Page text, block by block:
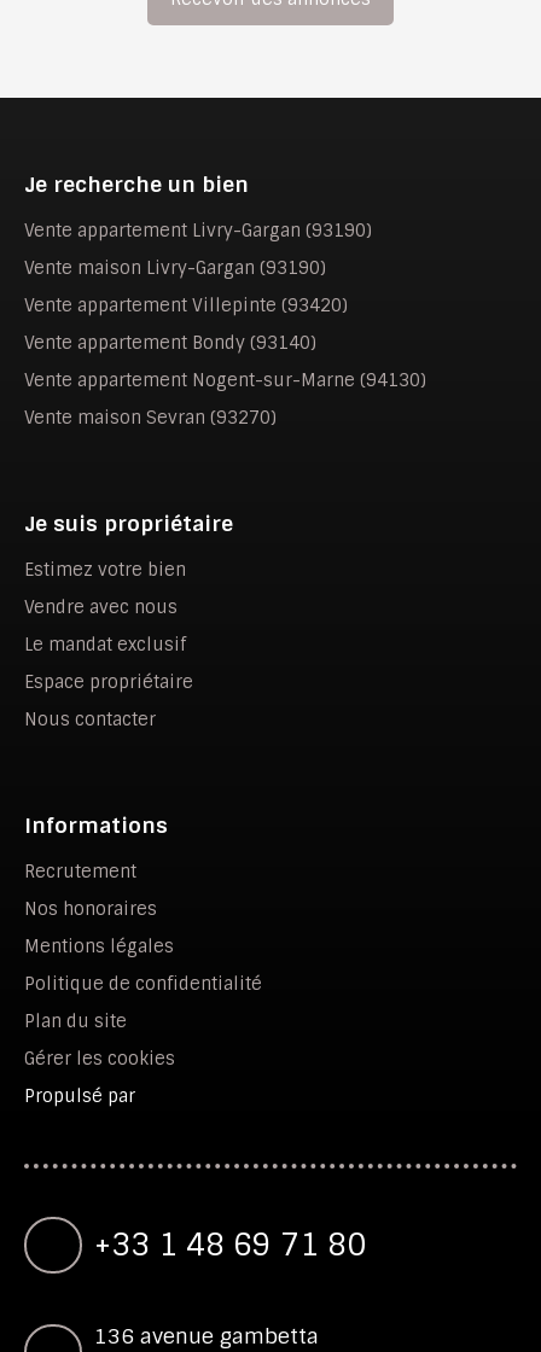
Je recherche un bien
Vente appartement Livry-Gargan (93190)
Vente maison Livry-Gargan (93190)
Vente appartement Villepinte (93420)
Vente appartement Bondy (93140)
Vente appartement Nogent-sur-Marne (94130)
Vente maison Sevran (93270)
Je suis propriétaire
Estimez votre bien
Vendre avec nous
Le mandat exclusif
Espace propriétaire
Nous contacter
Informations
Recrutement
Nos honoraires
Mentions légales
Politique de confidentialité
Plan du site
Gérer les cookies
Propulsé par
+33 1 48 69 71 80
136 avenue gambetta